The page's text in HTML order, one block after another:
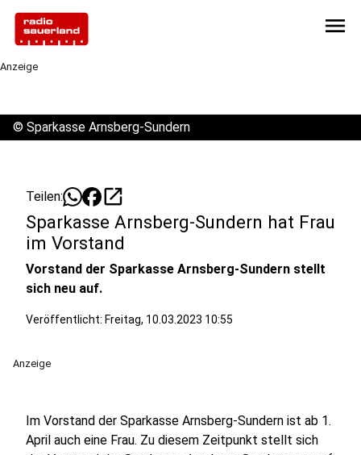
menu
Anzeige
© Sparkasse Arnsberg-Sundern
Teilen: open_in_new
Sparkasse Arnsberg-Sundern hat Frau
im Vorstand
Vorstand der Sparkasse Arnsberg-Sundern stellt
sich neu auf.
Veröffentlicht: Freitag, 10.03.2023 10:55
Anzeige
Im Vorstand der Sparkasse Arnsberg-Sundern ist ab 1.
April auch eine Frau. Zu diesem Zeitpunkt stellt sich